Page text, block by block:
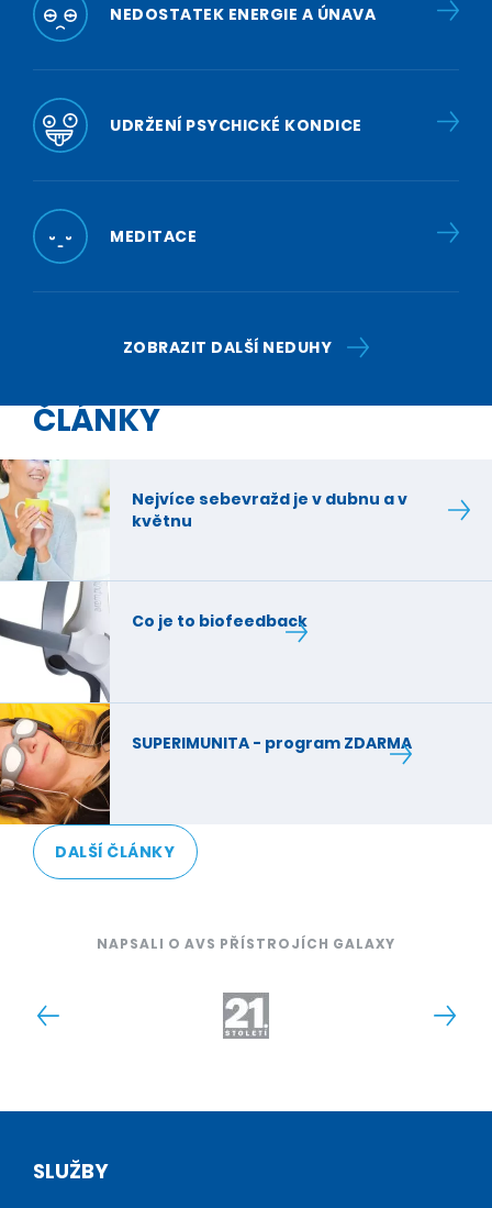
NEDOSTATEK ENERGIE A ÚNAVA
UDRŽENÍ PSYCHICKÉ KONDICE
MEDITACE
ZOBRAZIT DALŠÍ NEDUHY
ČLÁNKY
Nejvíce sebevražd je v dubnu a v
květnu
Co je to biofeedback
SUPERIMUNITA - program ZDARMA
DALŠÍ ČLÁNKY
NAPSALI O AVS PŘÍSTROJÍCH GALAXY
SLUŽBY